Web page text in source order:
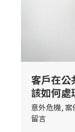
客戶在公
該如何處
意外危機,案
留言